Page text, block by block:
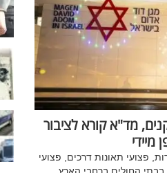
מד"א קורא לציבור
מיידי
פצועי תאונות דרכים, פצועי